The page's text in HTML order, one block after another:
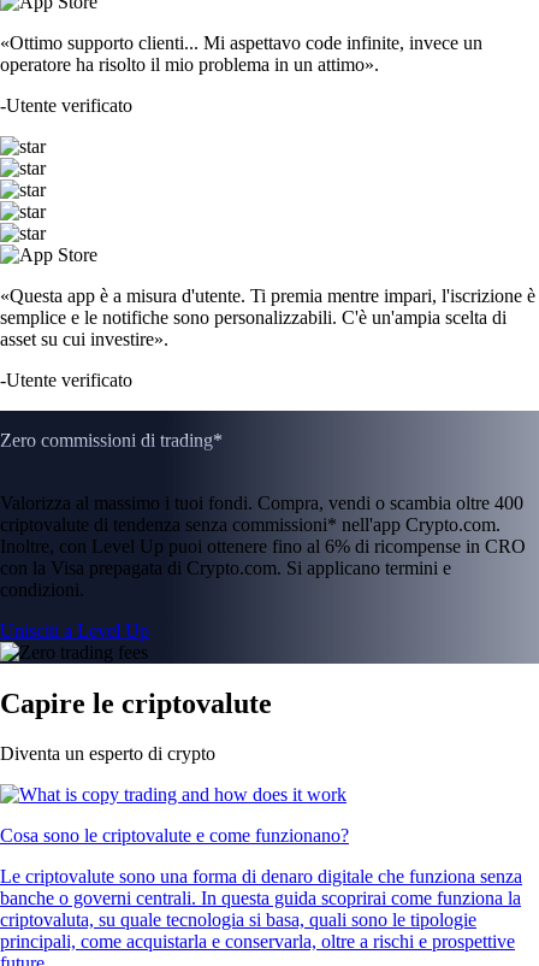
«Ottimo supporto clienti... Mi aspettavo code infinite, invece un
operatore ha risolto il mio problema in un attimo».
-Utente verificato
«Questa app è a misura d'utente. Ti premia mentre impari, l'iscrizione è
semplice e le notifiche sono personalizzabili. C'è un'ampia scelta di
asset su cui investire».
-Utente verificato
Zero commissioni di trading*
Valorizza al massimo i tuoi fondi. Compra, vendi o scambia oltre 400
criptovalute di tendenza senza commissioni* nell'app Crypto.com.
Inoltre, con Level Up puoi ottenere fino al 6% di ricompense in CRO
con la Visa prepagata di Crypto.com. Si applicano termini e
condizioni.
Unisciti a Level Up
Capire le criptovalute
Diventa un esperto di crypto
Cosa sono le criptovalute e come funzionano?
Le criptovalute sono una forma di denaro digitale che funziona senza
banche o governi centrali. In questa guida scoprirai come funziona la
criptovaluta, su quale tecnologia si basa, quali sono le tipologie
principali, come acquistarla e conservarla, oltre a rischi e prospettive